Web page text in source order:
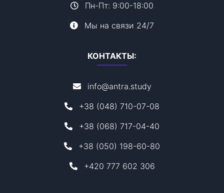
Пн-Пт: 9:00-18:00
Мы на связи 24/7
КОНТАКТЫ:
info@antra.study
+38 (048) 710-07-08
+38 (068) 717-04-40
+38 (050) 198-60-80
+420 777 602 306